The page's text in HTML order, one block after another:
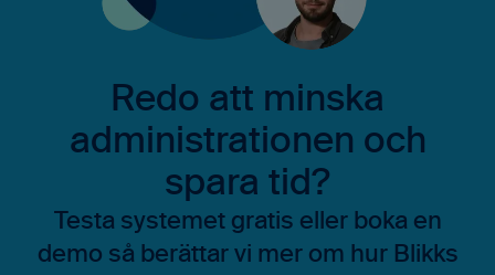
Redo att minska
administrationen och
spara tid?
Testa systemet gratis eller boka en
demo så berättar vi mer om hur Blikks